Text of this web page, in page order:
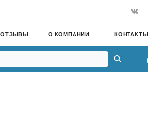
ОТЗЫВЫ О КОМПАНИИ КОНТАКТЫ